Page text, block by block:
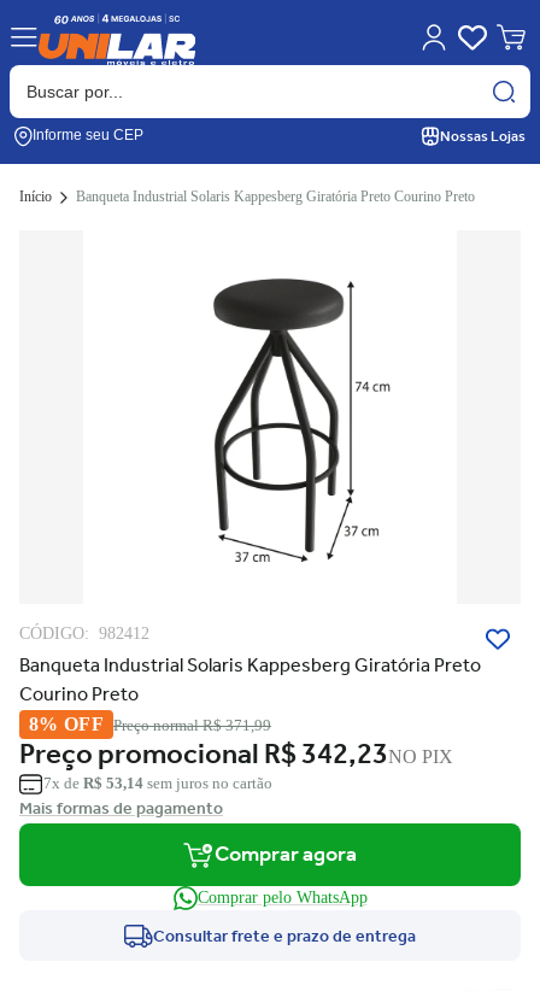
Informe seu CEP Nossas Lojas
Início Banqueta Industrial Solaris Kappesberg Giratória Preto Courino Preto
CÓDIGO: 982412
Banqueta Industrial Solaris Kappesberg Giratória Preto
Courino Preto
8% OFF Preço normalR$ 371,99
Preço promocionalR$ 342,23NO PIX
7x de R$ 53,14 sem juros no cartão
Mais formas de pagamento
Comprar agora
Comprar pelo WhatsApp
Consultar frete e prazo de entrega